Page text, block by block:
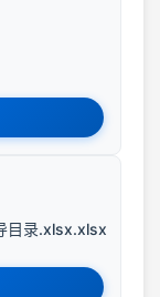
目录.xlsx.xlsx